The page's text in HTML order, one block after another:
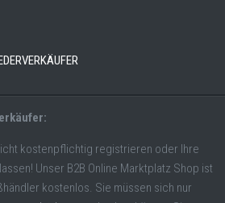
kostenpflichtig registrieren oder Ihre
Unser B2B Online Marktplatz Shop ist
kostenlos. Sie müssen sich nur